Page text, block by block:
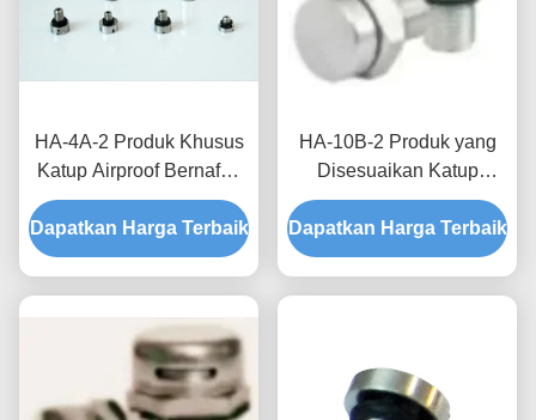
HA-4A-2 Produk Khusus
Katup Airproof Bernafas
untuk Kotak Distribusi
Waterproofing dan
Proteksi Kelembaban
Dapatkan Harga Terbaik
HA-10B-2 Produk yang
Disesuaikan Katup
Airproof Bernafas untuk
Peningkatan Keandalan
dan Umur Layanan di
Dapatkan Harga Terbaik